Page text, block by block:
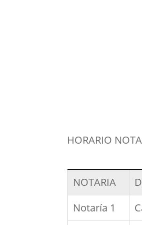
HORARIO
NOTARIA
Notaría 1